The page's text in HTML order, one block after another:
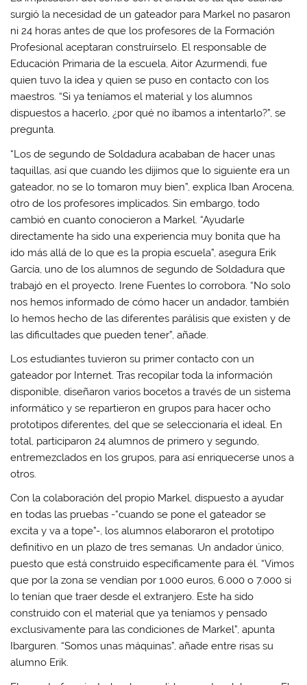
surgió la necesidad de un gateador para Markel no pasaron
ni 24 horas antes de que los profesores de la Formación
Profesional aceptaran construírselo. El responsable de
Educación Primaria de la escuela, Aitor Azurmendi, fue
quien tuvo la idea y quien se puso en contacto con los
maestros. “Si ya teníamos el material y los alumnos
dispuestos a hacerlo, ¿por qué no íbamos a intentarlo?”, se
pregunta.
“Los de segundo de Soldadura acababan de hacer unas
taquillas, así que cuando les dijimos que lo siguiente era un
gateador, no se lo tomaron muy bien”, explica Iban Arocena,
otro de los profesores implicados. Sin embargo, todo
cambió en cuanto conocieron a Markel. “Ayudarle
directamente ha sido una experiencia muy bonita que ha
ido más allá de lo que es la propia escuela”, asegura Erik
García, uno de los alumnos de segundo de Soldadura que
trabajó en el proyecto. Irene Fuentes lo corrobora. “No solo
nos hemos informado de cómo hacer un andador, también
lo hemos hecho de las diferentes parálisis que existen y de
las dificultades que pueden tener”, añade.
Los estudiantes tuvieron su primer contacto con un
gateador por Internet. Tras recopilar toda la información
disponible, diseñaron varios bocetos a través de un sistema
informático y se repartieron en grupos para hacer ocho
prototipos diferentes, del que se seleccionaría el ideal. En
total, participaron 24 alumnos de primero y segundo,
entremezclados en los grupos, para así enriquecerse unos a
otros.
Con la colaboración del propio Markel, dispuesto a ayudar
en todas las pruebas -“cuando se pone el gateador se
excita y va a tope”-, los alumnos elaboraron el prototipo
definitivo en un plazo de tres semanas. Un andador único,
puesto que está construido específicamente para él. “Vimos
que por la zona se vendían por 1.000 euros, 6.000 o 7.000 si
lo tenían que traer desde el extranjero. Este ha sido
construido con el material que ya teníamos y pensado
exclusivamente para las condiciones de Markel”, apunta
Ibarguren. “Somos unas máquinas”, añade entre risas su
alumno Erik.